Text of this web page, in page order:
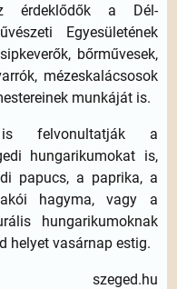
érdeklődők a Dél-
Egyesületének
bőrművesek,
mézeskalácsosok
munkáját is.
felvonultatják a
hungarikumokat is,
papucs, a paprika, a
hagyma, vagy a
hungarikumoknak
helyet vasárnap estig.
szeged.hu